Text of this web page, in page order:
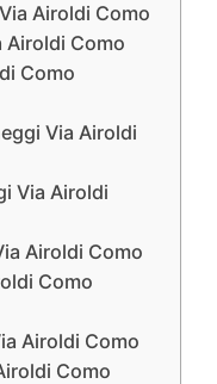
Airoldi Como
Airoldi Como
Como
Via Airoldi
Via Airoldi
Airoldi Como
Como
Airoldi Como
Como